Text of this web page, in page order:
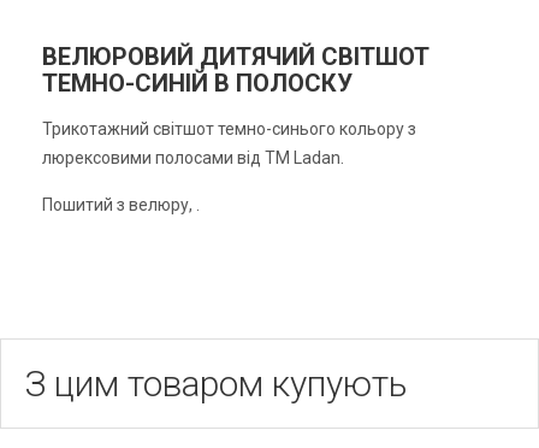
ВЕЛЮРОВИЙ ДИТЯЧИЙ СВІТШОТ
ТЕМНО-СИНІЙ В ПОЛОСКУ
Трикотажний світшот темно-синього кольору з
люрексовими полосами від ТМ Ladan.
Пошитий з велюру, .
З цим товаром купують